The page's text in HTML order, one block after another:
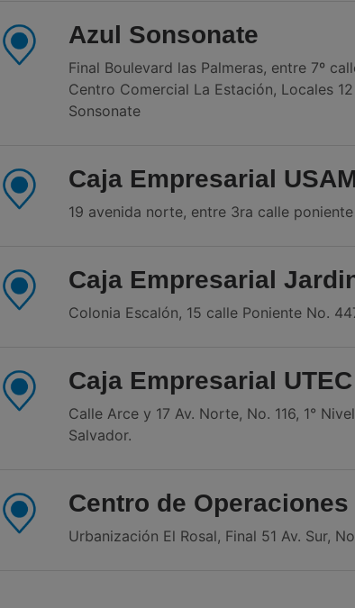
Azul Sonsonate
Final Boulevard las Palmeras, entre 7º
Centro Comercial La Estación, Locales
Sonsonate
Caja Empresarial
19 avenida norte, entre 3ra calle
Caja Empresarial
Colonia Escalón, 15 calle Poniente No.
Caja Empresarial UTEC
Calle Arce y 17 Av. Norte, No. 116, 1°
Salvador.
Centro de Operaciones
Urbanización El Rosal, Final 51 Av. Sur,